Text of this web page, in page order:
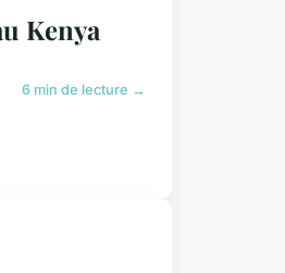
Kenya
6 min de lecture →